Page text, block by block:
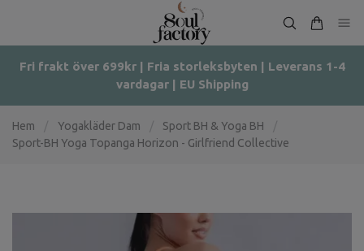
Fri frakt över 699kr | Fria storleksbyten | Leverans 1-4
vardagar | EU Shipping
Hem Yogakläder Dam Sport BH & Yoga BH
Sport-BH Yoga Topanga Horizon - Girlfriend Collective